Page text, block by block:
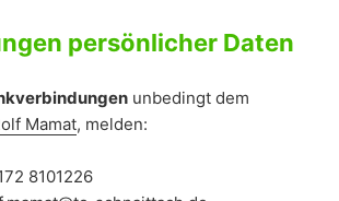
persönlicher Daten
unbedingt dem
Mamat, melden:
8101226